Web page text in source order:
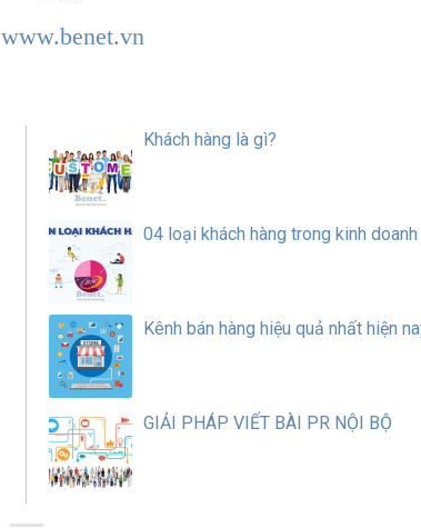
www.benet.vn
Khách hàng là gì?
04 loại khách hàng trong kinh doanh
Kênh bán hàng hiệu quả nhất hiện
GIẢI PHÁP VIẾT BÀI PR NỘI BỘ